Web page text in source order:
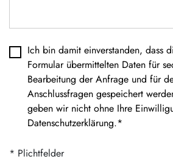
Datenschutz *
Ich bin damit einverstanden, dass
Formular übermittelten Daten für
Bearbeitung der Anfrage und für
Anschlussfragen gespeichert
geben wir nicht ohne Ihre
Datenschutzerklärung.*
* Plichtfelder